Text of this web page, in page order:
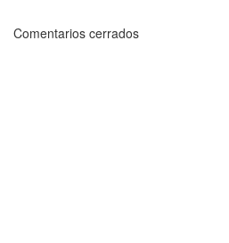
Comentarios cerrados